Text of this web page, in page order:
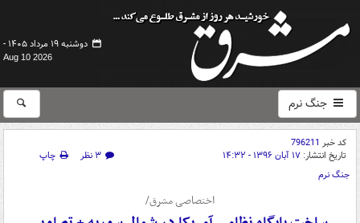
دوشنبه ۱۹ مرداد ۱۴۰۵ -
Aug 10 2026
جنگ نرم
کد خبر 796211
تاریخ انتشار: ۱۷ آبان ۱۳۹۶ - ۱۴:۳۲ ۳ نظر
چاپ
جنگ نرم
اختصاصی مشرق/